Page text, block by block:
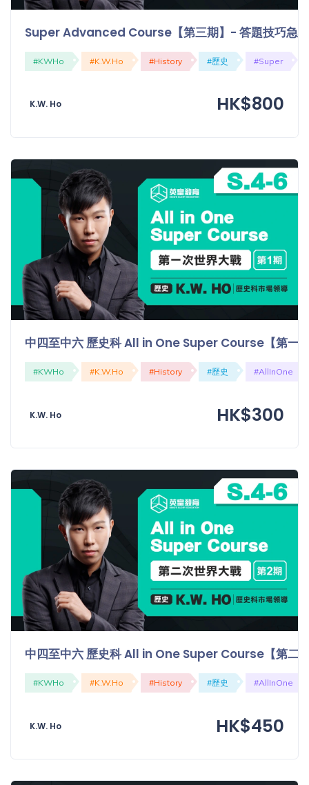
Super Advanced Course【第三期】- 答題技巧急
#KWHo #K.W.Ho #History #歷史 #Super
K.W. Ho HK$800
中四至中六 歷史科 All in One Super Course【第一
#KWHo #K.W.Ho #History #歷史 #AllInOne
K.W. Ho HK$300
中四至中六 歷史科 All in One Super Course【第二
#KWHo #K.W.Ho #History #歷史 #AllInOne
K.W. Ho HK$450